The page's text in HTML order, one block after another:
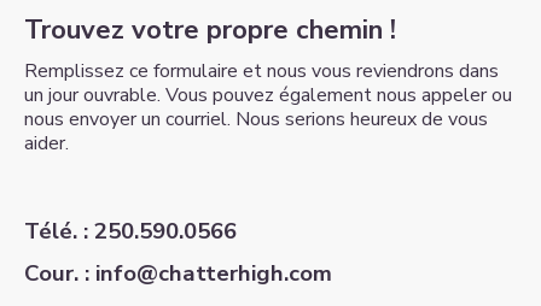
Trouvez votre propre chemin !
Remplissez ce formulaire et nous vous reviendrons dans
un jour ouvrable. Vous pouvez également nous appeler ou
nous envoyer un courriel. Nous serions heureux de vous
aider.
Télé. : 250.590.0566
Cour. : info@chatterhigh.com